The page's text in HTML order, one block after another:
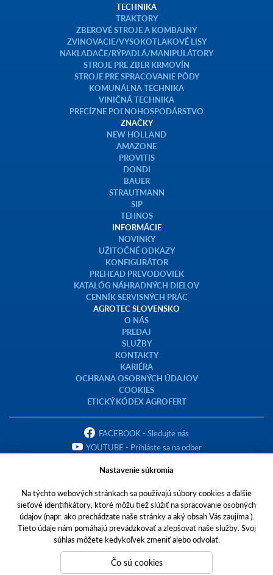
TECHNIKA
TRAKTORY
ZBEROVÉ STROJE A KOMBAJNY
ZVINOVACIE/VYSOKOTLAKOVÉ LISY
NAKLADAČE/RÝPADLÁ/MANIPULÁTORY
STROJE PRE ZBER KRMOVÍN
STROJE PRE SPRACOVANIE PÔDY
KOMUNÁLNA TECHNIKA
VINIČNÁ TECHNIKA
PRECÍZNE POĽNOHOSPODÁRSTVO
ZNAČKY
NEW HOLLAND
AMAZONE
PROVITIS
DONDI
BAUER
STRAUTMANN
SIP
TEHNOS
INFORMÁCIE
NOVINKY
UŽITOČNÉ ODKAZY
KONFIGURÁTOR
PREHĽAD PREVODOVIEK
KATALÓG NÁHRADNÝCH DIELOV
CENNÍK SERVISNÝCH PRÁC
AGROTEC SLOVENSKO
O NÁS
PREDAJ
SLUŽBY
KONTAKTY
KARIÉRA
OCHRANA OSOBNÝCH ÚDAJOV
COOKIES
ETICKÝ KÓDEX AGROFERT
FACEBOOK - Sledujte nás
YOUTUBE - Prihláste sa na odber
Copyright © 2023 AGROTEC Slovensko s.r.o.
Toto sú internetové stránky spoločnosti AGROTEC Slovensko s.r.o., so
sídlom v Pohraniciach, Zlatomoravecká cesta 431, PSČ 951 02, IČO
31445942,
zapísanej v Obchodnom registri Okresného súdu Nitra, oddiel: Sro, vložka
Nastavenie súkromia
Na týchto webových stránkach sa používajú súbory cookies a ďalšie
sieťové identifikátory, ktoré môžu tiež slúžiť na spracovanie osobných
údajov (napr. ako prechádzate naše stránky a aký obsah Vás zaujíma ).
Tieto údaje nám pomáhajú prevádzkovať a zlepšovať naše služby. Svoj
súhlas môžete kedykoľvek zmeniť alebo odvolať.
Čo sú cookies